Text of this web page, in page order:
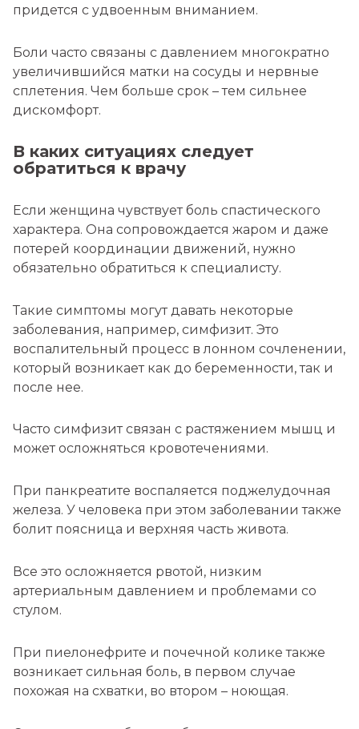
придется с удвоенным вниманием.
Боли часто связаны с давлением многократно
увеличившийся матки на сосуды и нервные
сплетения. Чем больше срок – тем сильнее
дискомфорт.
В каких ситуациях следует
обратиться к врачу
Если женщина чувствует боль спастического
характера. Она сопровождается жаром и даже
потерей координации движений, нужно
обязательно обратиться к специалисту.
Такие симптомы могут давать некоторые
заболевания, например, симфизит. Это
воспалительный процесс в лонном сочленении,
который возникает как до беременности, так и
после нее.
Часто симфизит связан с растяжением мышц и
может осложняться кровотечениями.
При панкреатите воспаляется поджелудочная
железа. У человека при этом заболевании также
болит поясница и верхняя часть живота.
Все это осложняется рвотой, низким
артериальным давлением и проблемами со
стулом.
При пиелонефрите и почечной колике также
возникает сильная боль, в первом случае
похожая на схватки, во втором – ноющая.